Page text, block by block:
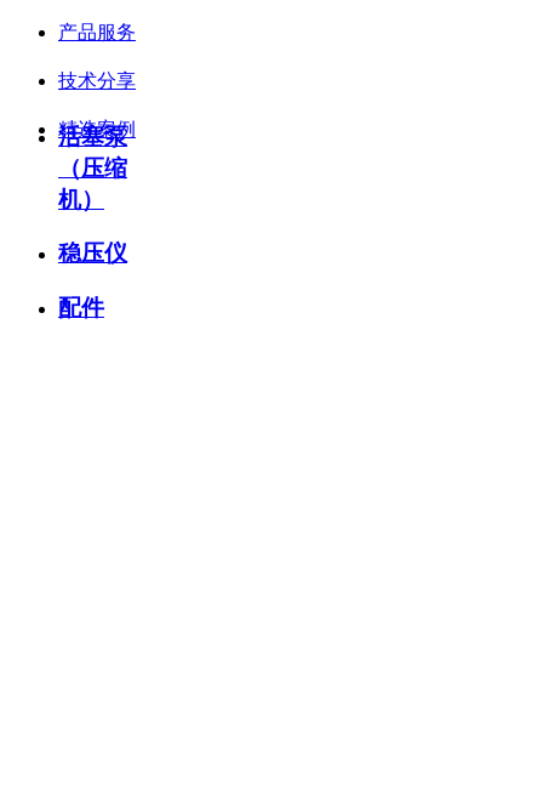
产品服务
技术分享
精选案例
活塞泵
（压缩
机）
稳压仪
配件